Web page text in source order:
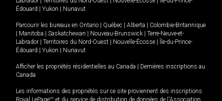
Édouard
Yukon Nunavut
Parcourir les bureaux en Ontario Québec Alberta
Colombie-Britannique
Manitoba Saskatchewan Nouveau-Brunswick
Terre-Neuve-et-
Labrador
Territoires du Nord-Ouest Nouvelle-Écosse
Île-du-Prince-
Édouard
Yukon Nunavut
Afficher les propriétés résidentielles au Canada
Dernières inscriptions au
Canada
Les informations des propriétés sur ce site proviennent des inscriptions
Royal LePageMD et du service de distribution de données de l'Association